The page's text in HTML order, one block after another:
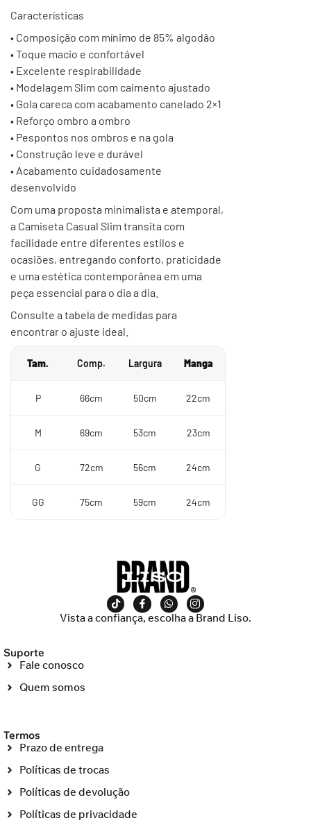
Características
• Composição com mínimo de 85% algodão
• Toque macio e confortável
• Excelente respirabilidade
• Modelagem Slim com caimento ajustado
• Gola careca com acabamento canelado 2×1
• Reforço ombro a ombro
• Pespontos nos ombros e na gola
• Construção leve e durável
• Acabamento cuidadosamente
desenvolvido
Com uma proposta minimalista e atemporal,
a Camiseta Casual Slim transita com
facilidade entre diferentes estilos e
ocasiões, entregando conforto, praticidade
e uma estética contemporânea em uma
peça essencial para o dia a dia.
Consulte a tabela de medidas para
encontrar o ajuste ideal.
Tam. Comp. Largura Manga
P 66cm 50cm 22cm
M 69cm 53cm 23cm
G 72cm 56cm 24cm
GG 75cm 59cm 24cm
Vista a confiança, escolha a Brand Liso.
Suporte
Fale conosco
Quem somos
Termos
Prazo de entrega
Políticas de trocas
Políticas de devolução
Políticas de privacidade